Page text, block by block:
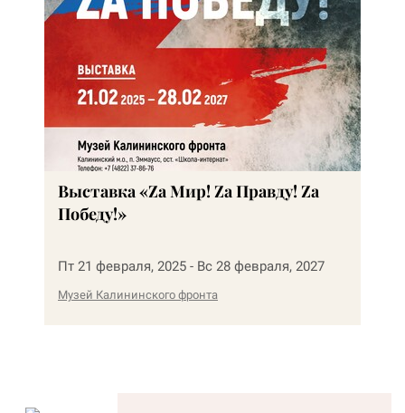
Выставка «Zа Мир! Zа Правду! Zа
Победу!»
Пт 21 февраля, 2025 - Вс 28 февраля, 2027
Музей Калининского фронта